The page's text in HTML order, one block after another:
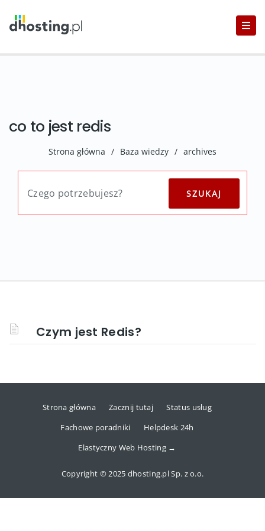
co to jest redis
Strona główna / Baza wiedzy / archives
Czym jest Redis?
Strona główna Zacznij tutaj
Status usług
Fachowe poradniki
Helpdesk 24h
Elastyczny Web Hosting →
Copyright © 2025 dhosting.pl Sp. z o.o.